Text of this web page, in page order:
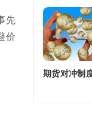
先
价